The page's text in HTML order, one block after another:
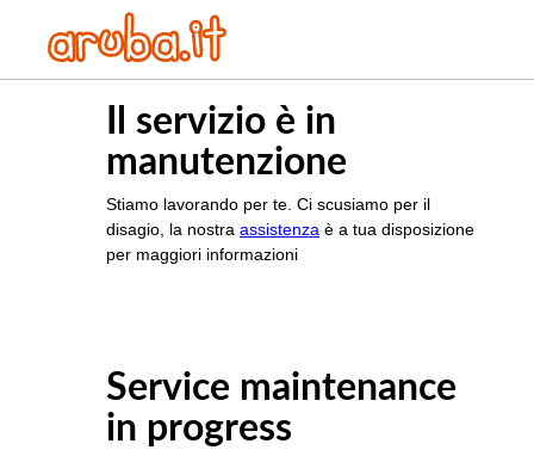
Il servizio è in
manutenzione
Stiamo lavorando per te. Ci scusiamo per il
disagio, la nostra assistenza è a tua disposizione
per maggiori informazioni
Service maintenance
in progress